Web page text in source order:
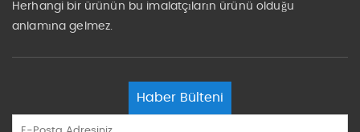
Herhangi bir ürünün bu imalatçıların ürünü olduğu
anlamına gelmez.
Haber Bülteni